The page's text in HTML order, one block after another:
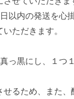
以内の発送を心
ただきます。
っ黒にし、１つ
せるため、また